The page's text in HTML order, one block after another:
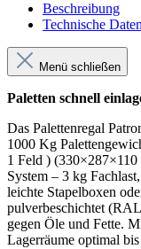
Beschreibung
Technische
Menü schließen
Paletten schnell
Das Palettenregal
1000 Kg
1 Feld ) (330×287×110
System – 3 kg
leichte Stapelboxen
pulverbeschichtet
gegen Öle und Fette.
Lagerräume optimal